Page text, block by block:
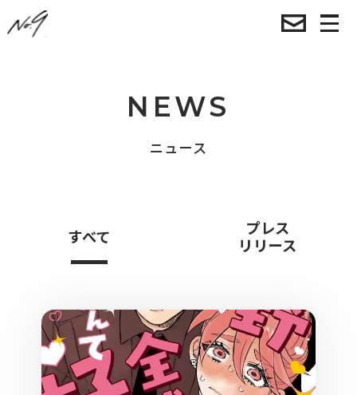
NEWS
ニュース
すべて
プレス
リリース